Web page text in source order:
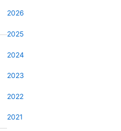
2026
2025
2024
2023
2022
2021